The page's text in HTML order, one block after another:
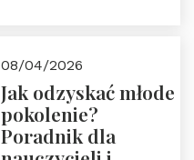
08/04/2026
Jak odzyskać młode
pokolenie?
Poradnik dla